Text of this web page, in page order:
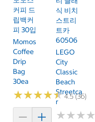
커피 드
립백커
피 30입
Momos
Coffee
Drip
Bag
30ea
★★★★★
★★★★★4.5 (36)
식 비치
스트리
트카
60506
LEGO
City
Classic
Beach
Streetca
R
★★★★
★★★★